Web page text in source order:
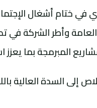
في ختام أشغال
العامة وأطر الشركة
المبرمجة بما
إلى السدة العالية